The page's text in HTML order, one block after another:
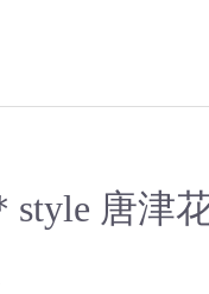
style 唐津